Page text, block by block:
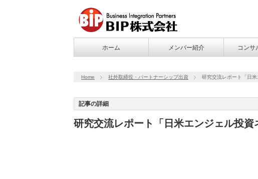
ホーム メンバー紹介 コンサ
Home 社外取締役・パートナーシップ出資 研究交流レポート「日米
記事の詳細
研究交流レポート「日米エンジェル投資